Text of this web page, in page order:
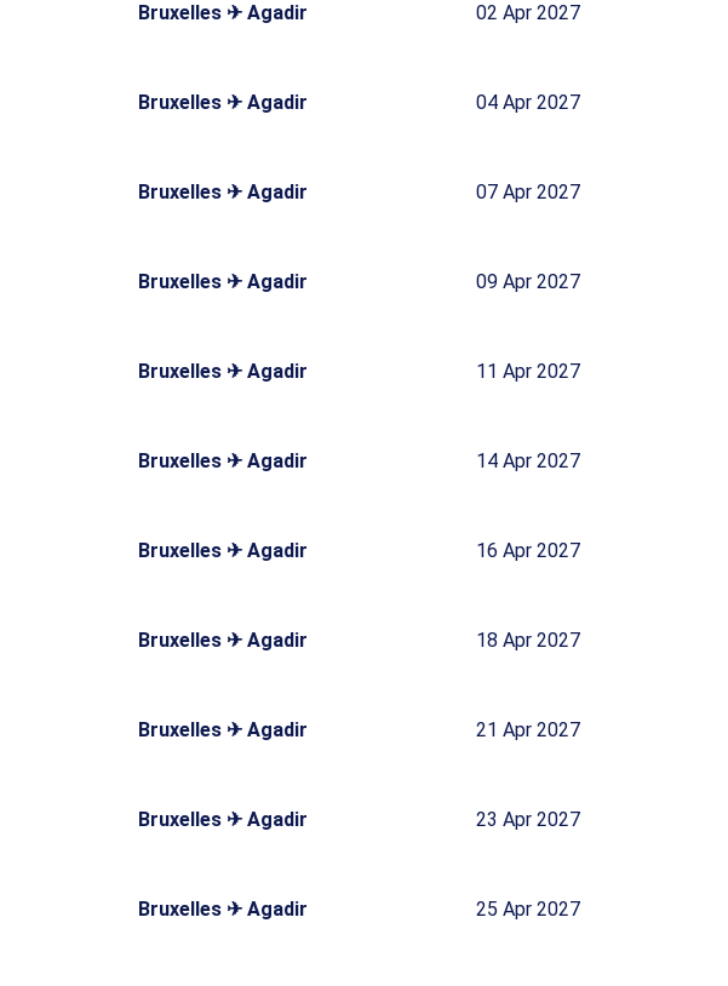
Bruxelles ✈ Agadir 02 Apr 2027
Bruxelles ✈ Agadir 04 Apr 2027
Bruxelles ✈ Agadir 07 Apr 2027
Bruxelles ✈ Agadir 09 Apr 2027
Bruxelles ✈ Agadir 11 Apr 2027
Bruxelles ✈ Agadir 14 Apr 2027
Bruxelles ✈ Agadir 16 Apr 2027
Bruxelles ✈ Agadir 18 Apr 2027
Bruxelles ✈ Agadir 21 Apr 2027
Bruxelles ✈ Agadir 23 Apr 2027
Bruxelles ✈ Agadir 25 Apr 2027